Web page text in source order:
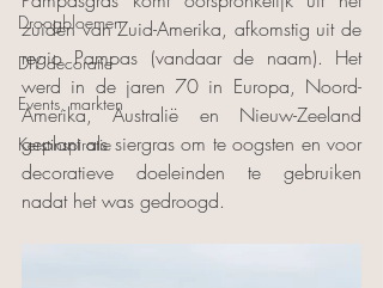
Droogbloemen
DIY decoratie
Events, markten
Kerstinspiratie
zuiden van Zuid-Amerika, afkomstig uit de
regio Pampas (vandaar de naam). Het
werd in de jaren 70 in Europa, Noord-
Amerika, Australië en Nieuw-Zeeland
geplant als siergras om te oogsten en voor
decoratieve doeleinden te gebruiken
nadat het was gedroogd.